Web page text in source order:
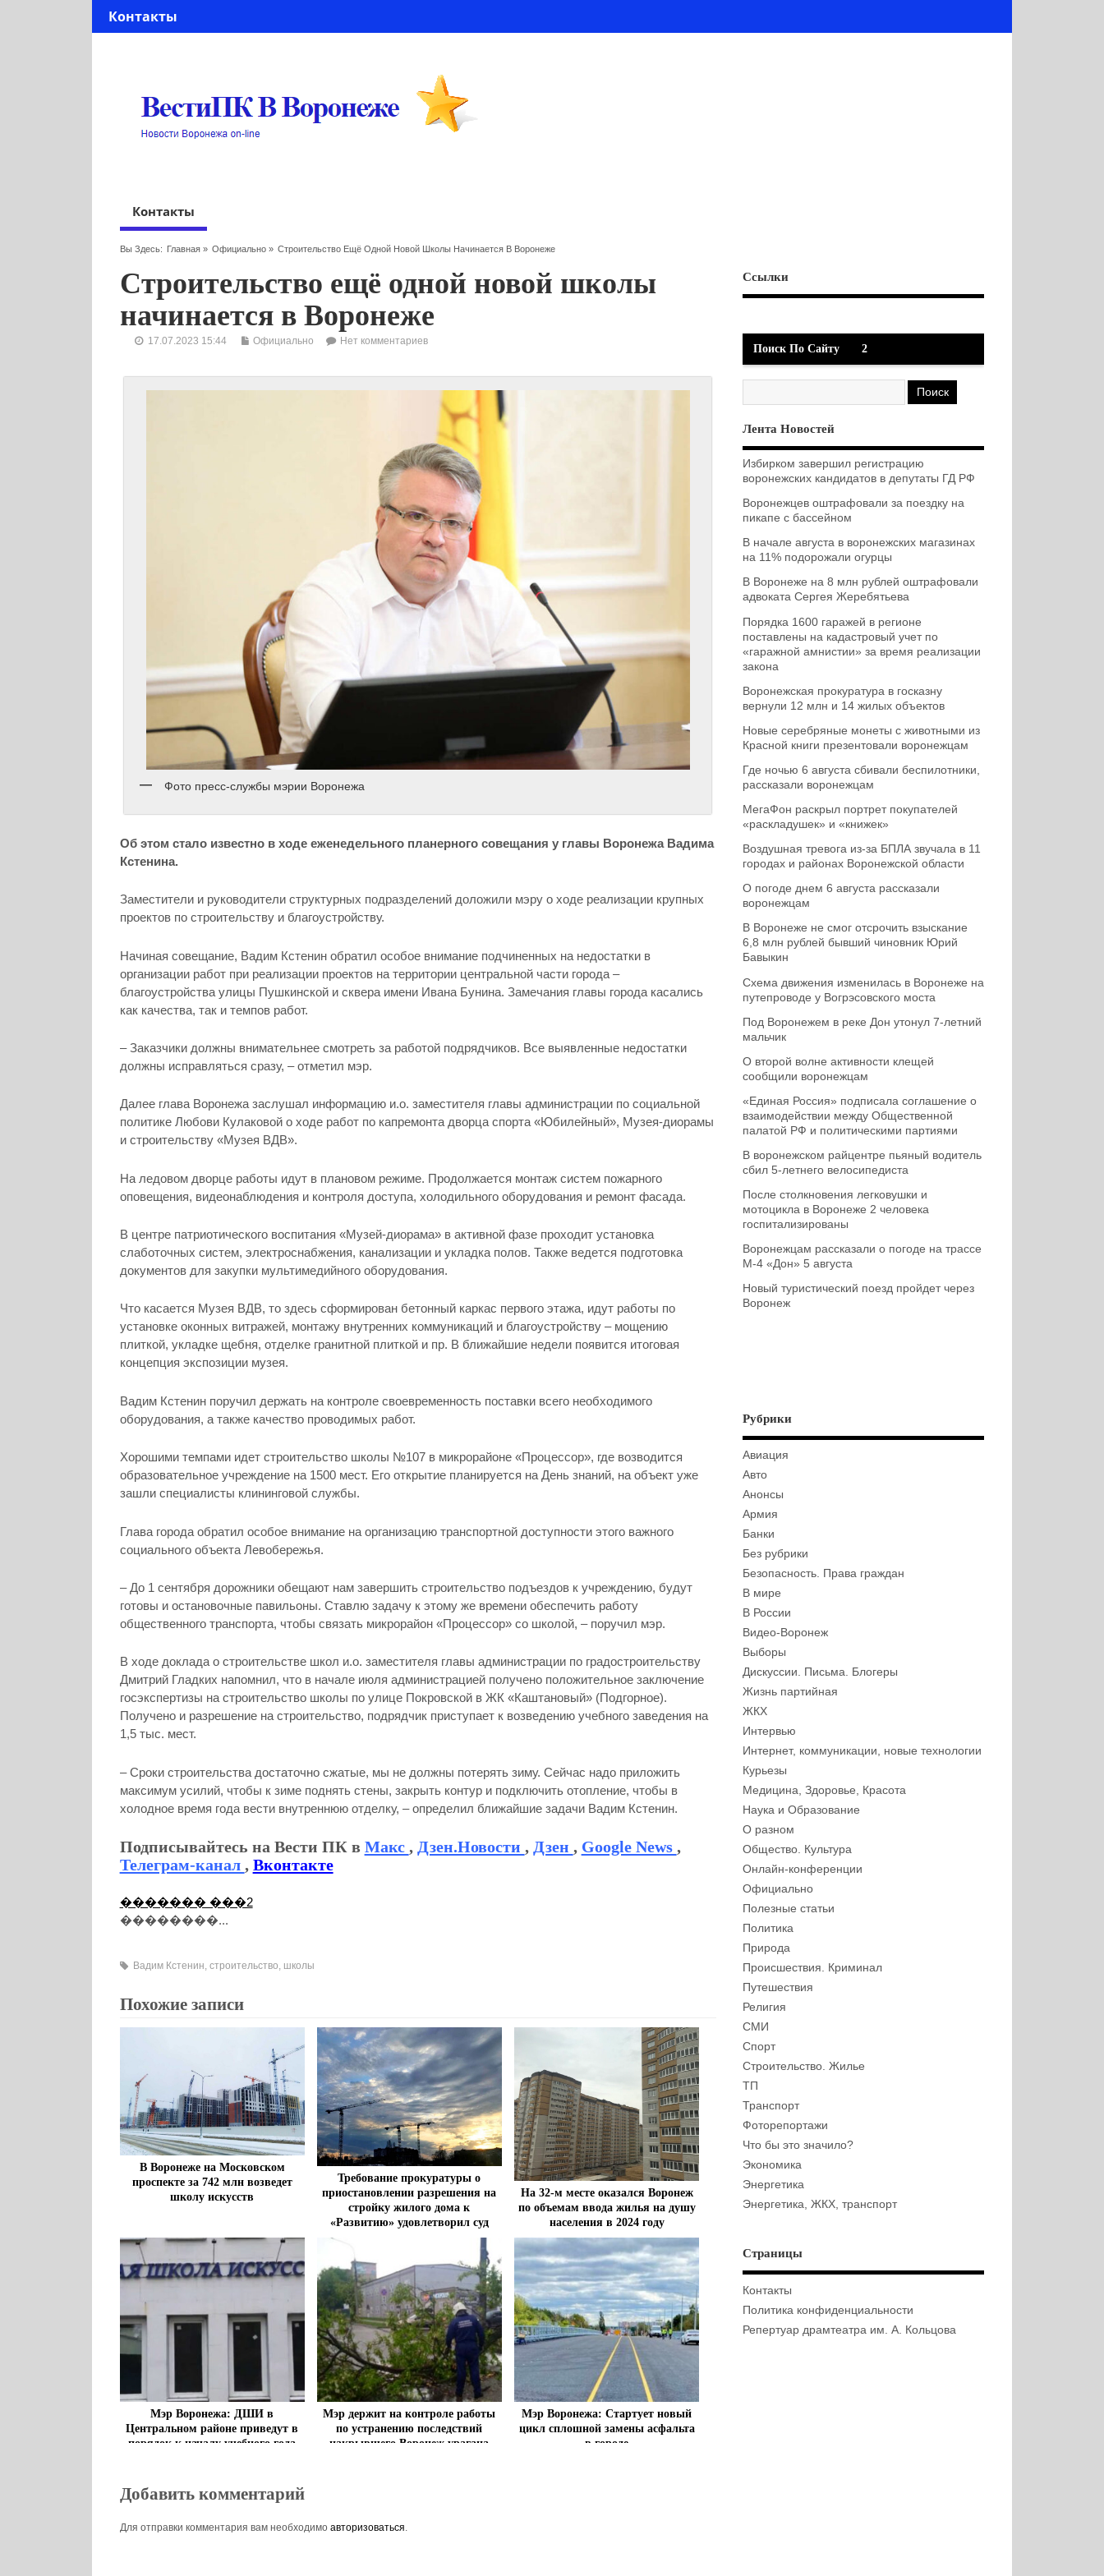
Контакты
Контакты
Вы Здесь: Главная» Официально » Строительство Ещё Одной Новой Школы Начинается В Воронеже
Строительство ещё одной новой школы
начинается в Воронеже
17.07.2023 15:44 Официально Нет комментариев
Фото пресс-службы мэрии Воронежа
Об этом стало известно в ходе еженедельного планерного совещания у главы Воронежа Вадима
Кстенина.
Заместители и руководители структурных подразделений доложили мэру о ходе реализации крупных
проектов по строительству и благоустройству.
Начиная совещание, Вадим Кстенин обратил особое внимание подчиненных на недостатки в
организации работ при реализации проектов на территории центральной части города –
благоустройства улицы Пушкинской и сквера имени Ивана Бунина. Замечания главы города касались
как качества, так и темпов работ.
– Заказчики должны внимательнее смотреть за работой подрядчиков. Все выявленные недостатки
должны исправляться сразу, – отметил мэр.
Далее глава Воронежа заслушал информацию и.о. заместителя главы администрации по социальной
политике Любови Кулаковой о ходе работ по капремонта дворца спорта «Юбилейный», Музея-диорамы
и строительству «Музея ВДВ».
На ледовом дворце работы идут в плановом режиме. Продолжается монтаж систем пожарного
оповещения, видеонаблюдения и контроля доступа, холодильного оборудования и ремонт фасада.
В центре патриотического воспитания «Музей-диорама» в активной фазе проходит установка
слаботочных систем, электроснабжения, канализации и укладка полов. Также ведется подготовка
документов для закупки мультимедийного оборудования.
Что касается Музея ВДВ, то здесь сформирован бетонный каркас первого этажа, идут работы по
установке оконных витражей, монтажу внутренних коммуникаций и благоустройству – мощению
плиткой, укладке щебня, отделке гранитной плиткой и пр. В ближайшие недели появится итоговая
концепция экспозиции музея.
Вадим Кстенин поручил держать на контроле своевременность поставки всего необходимого
оборудования, а также качество проводимых работ.
Хорошими темпами идет строительство школы №107 в микрорайоне «Процессор», где возводится
образовательное учреждение на 1500 мест. Его открытие планируется на День знаний, на объект уже
зашли специалисты клининговой службы.
Глава города обратил особое внимание на организацию транспортной доступности этого важного
социального объекта Левобережья.
– До 1 сентября дорожники обещают нам завершить строительство подъездов к учреждению, будут
готовы и остановочные павильоны. Ставлю задачу к этому же времени обеспечить работу
общественного транспорта, чтобы связать микрорайон «Процессор» со школой, – поручил мэр.
В ходе доклада о строительстве школ и.о. заместителя главы администрации по градостроительству
Дмитрий Гладких напомнил, что в начале июля администрацией получено положительное заключение
госэкспертизы на строительство школы по улице Покровской в ЖК «Каштановый» (Подгорное).
Получено и разрешение на строительство, подрядчик приступает к возведению учебного заведения на
1,5 тыс. мест.
– Сроки строительства достаточно сжатые, мы не должны потерять зиму. Сейчас надо приложить
максимум усилий, чтобы к зиме поднять стены, закрыть контур и подключить отопление, чтобы в
холодное время года вести внутреннюю отделку, – определил ближайшие задачи Вадим Кстенин.
Подписывайтесь на Вести ПК в Макс , Дзен.Новости , Дзен , Google News ,
Телеграм-канал , Вконтакте
������� ���2
��������...
Вадим Кстенин, строительство, школы
Похожие записи
В Воронеже на Московском
проспекте за 742 млн возведет
школу искусств
Требование прокуратуры о
приостановлении разрешения на
стройку жилого дома к
«Развитию» удовлетворил суд
На 32-м месте оказался Воронеж
по объемам ввода жилья на душу
населения в 2024 году
Мэр Воронежа: ДШИ в
Центральном районе приведут в
порядок к началу учебного года
Мэр держит на контроле работы
по устранению последствий
накрывшего Воронеж урагана
Мэр Воронежа: Стартует новый
цикл сплошной замены асфальта
в городе
Добавить комментарий
Для отправки комментария вам необходимо авторизоваться.
Ссылки
Поиск По Сайту 2
Лента Новостей
Избирком завершил регистрацию
воронежских кандидатов в депутаты ГД РФ
Воронежцев оштрафовали за поездку на
пикапе с бассейном
В начале августа в воронежских магазинах
на 11% подорожали огурцы
В Воронеже на 8 млн рублей оштрафовали
адвоката Сергея Жеребятьева
Порядка 1600 гаражей в регионе
поставлены на кадастровый учет по
«гаражной амнистии» за время реализации
закона
Воронежская прокуратура в госказну
вернули 12 млн и 14 жилых объектов
Новые серебряные монеты с животными из
Красной книги презентовали воронежцам
Где ночью 6 августа сбивали беспилотники,
рассказали воронежцам
МегаФон раскрыл портрет покупателей
«раскладушек» и «книжек»
Воздушная тревога из-за БПЛА звучала в 11
городах и районах Воронежской области
О погоде днем 6 августа рассказали
воронежцам
В Воронеже не смог отсрочить взыскание
6,8 млн рублей бывший чиновник Юрий
Бавыкин
Схема движения изменилась в Воронеже на
путепроводе у Вогрэсовского моста
Под Воронежем в реке Дон утонул 7-летний
мальчик
О второй волне активности клещей
сообщили воронежцам
«Единая Россия» подписала соглашение о
взаимодействии между Общественной
палатой РФ и политическими партиями
В воронежском райцентре пьяный водитель
сбил 5-летнего велосипедиста
После столкновения легковушки и
мотоцикла в Воронеже 2 человека
госпитализированы
Воронежцам рассказали о погоде на трассе
М-4 «Дон» 5 августа
Новый туристический поезд пройдет через
Воронеж
Рубрики
Авиация
Авто
Анонсы
Армия
Банки
Без рубрики
Безопасность. Права граждан
В мире
В России
Видео-Воронеж
Выборы
Дискуссии. Письма. Блогеры
Жизнь партийная
ЖКХ
Интервью
Интернет, коммуникации, новые технологии
Курьезы
Медицина, Здоровье, Красота
Наука и Образование
О разном
Общество. Культура
Онлайн-конференции
Официально
Полезные статьи
Политика
Природа
Происшествия. Криминал
Путешествия
Религия
СМИ
Спорт
Строительство. Жилье
ТП
Транспорт
Фоторепортажи
Что бы это значило?
Экономика
Энергетика
Энергетика, ЖКХ, транспорт
Страницы
Контакты
Политика конфиденциальности
Репертуар драмтеатра им. А. Кольцова